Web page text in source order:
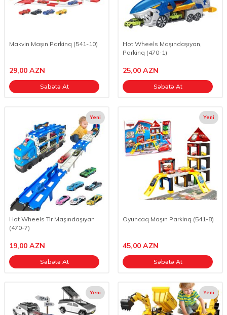
Makvin Maşın Parkinq (541-10)
29,00 AZN
Səbətə At
Hot Wheels Maşındaşıyan,
Parkinq (470-1)
25,00 AZN
Səbətə At
Yeni
Hot Wheels Tır Maşındaşıyan
(470-7)
19,00 AZN
Səbətə At
Yeni
Oyuncaq Maşın Parkinq (541-8)
45,00 AZN
Səbətə At
Yeni Yeni